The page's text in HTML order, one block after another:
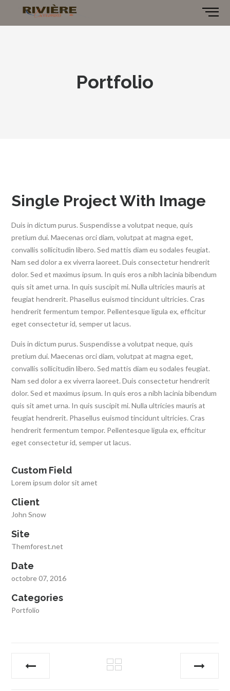
Portfolio
Single Project With Image
Duis in dictum purus. Suspendisse a volutpat neque, quis
pretium dui. Maecenas orci diam, volutpat at magna eget,
convallis sollicitudin libero. Sed mattis diam eu sodales feugiat.
Nam sed dolor a ex viverra laoreet. Duis consectetur hendrerit
dolor. Sed et maximus ipsum. In quis eros a nibh lacinia bibendum
quis sit amet urna. In quis suscipit mi. Nulla ultricies mauris at
feugiat hendrerit. Phasellus euismod tincidunt ultricies. Cras
hendrerit fermentum tempor. Pellentesque ligula ex, efficitur
eget consectetur id, semper ut lacus.
Duis in dictum purus. Suspendisse a volutpat neque, quis
pretium dui. Maecenas orci diam, volutpat at magna eget,
convallis sollicitudin libero. Sed mattis diam eu sodales feugiat.
Nam sed dolor a ex viverra laoreet. Duis consectetur hendrerit
dolor. Sed et maximus ipsum. In quis eros a nibh lacinia bibendum
quis sit amet urna. In quis suscipit mi. Nulla ultricies mauris at
feugiat hendrerit. Phasellus euismod tincidunt ultricies. Cras
hendrerit fermentum tempor. Pellentesque ligula ex, efficitur
eget consectetur id, semper ut lacus.
Custom Field
Lorem ipsum dolor sit amet
Client
John Snow
Site
Themforest.net
Date
octobre 07, 2016
Categories
Portfolio